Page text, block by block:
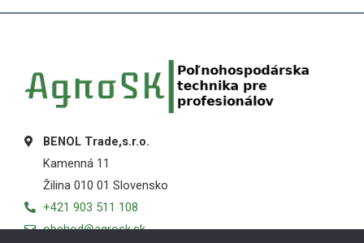
BENOL Trade,s.r.o.
Kamenná 11
Žilina 010 01 Slovensko
+421 903 511 108
obchod@agrosk.sk